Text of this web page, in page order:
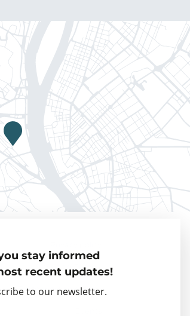
stay informed
recent updates!
to our newsletter.
Visiting Fellows
Partner organisations